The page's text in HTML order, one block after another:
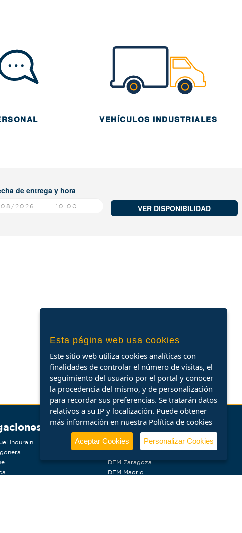
VEHÍCULOS INDUSTRIALES
de entrega y hora
10:00 VER DISPONIBILIDAD
Indurain
DFM Granada
DFM Cartagena
DFM Zaragoza
DFM Madrid
Esta página web usa cookies
Este sitio web utiliza cookies analíticas con
finalidades de controlar el número de visitas, el
seguimiento del usuario por el portal y conocer
la procedencia del mismo, y de personalización
para recordar sus preferencias. Se tratarán datos
relativos a su IP y localización. Puede obtener
más información en nuestra Política de cookies
Aceptar Cookies Personalizar Cookies